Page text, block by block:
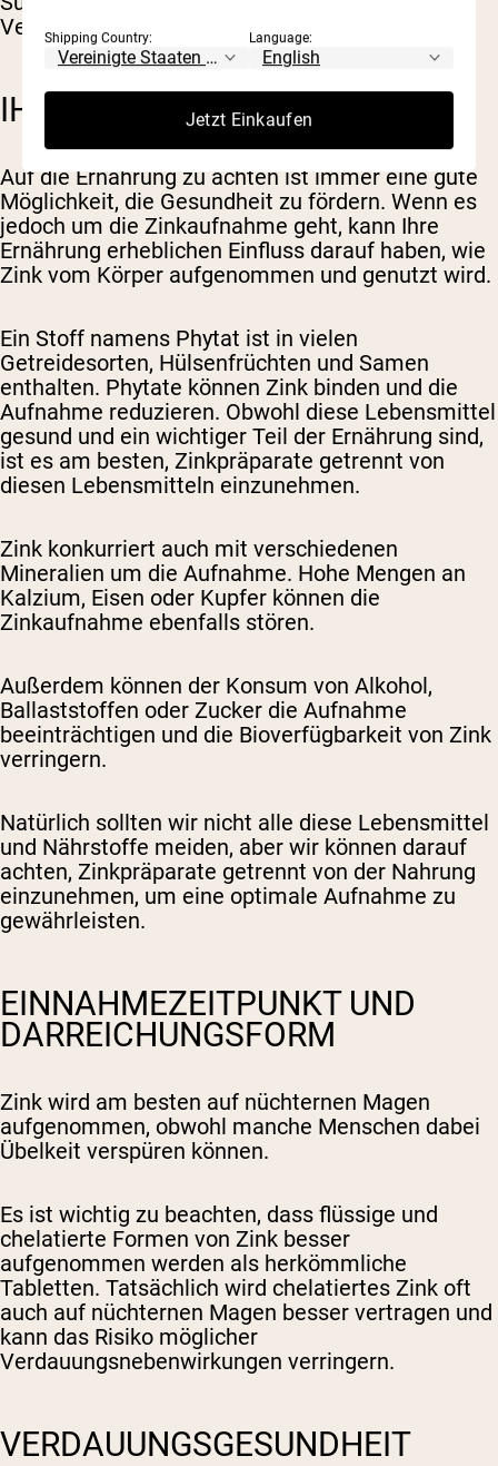
Verdauungsgesundheit.
IHRE ERNÄHRUNG
Auf die Ernährung zu achten ist immer eine gute
Möglichkeit, die Gesundheit zu fördern. Wenn es
jedoch um die Zinkaufnahme geht, kann Ihre
Ernährung erheblichen Einfluss darauf haben, wie
Zink vom Körper aufgenommen und genutzt wird.
Ein Stoff namens Phytat ist in vielen
Getreidesorten, Hülsenfrüchten und Samen
enthalten. Phytate können Zink binden und die
Aufnahme reduzieren. Obwohl diese Lebensmittel
gesund und ein wichtiger Teil der Ernährung sind,
ist es am besten, Zinkpräparate getrennt von
diesen Lebensmitteln einzunehmen.
Zink konkurriert auch mit verschiedenen
Mineralien um die Aufnahme. Hohe Mengen an
Kalzium, Eisen oder Kupfer können die
Zinkaufnahme ebenfalls stören.
Außerdem können der Konsum von Alkohol,
Ballaststoffen oder Zucker die Aufnahme
beeinträchtigen und die Bioverfügbarkeit von Zink
verringern.
Natürlich sollten wir nicht alle diese Lebensmittel
und Nährstoffe meiden, aber wir können darauf
achten, Zinkpräparate getrennt von der Nahrung
einzunehmen, um eine optimale Aufnahme zu
gewährleisten.
EINNAHMEZEITPUNKT UND
DARREICHUNGSFORM
Zink wird am besten auf nüchternen Magen
aufgenommen, obwohl manche Menschen dabei
Übelkeit verspüren können.
Es ist wichtig zu beachten, dass flüssige und
chelatierte Formen von Zink besser
aufgenommen werden als herkömmliche
Tabletten. Tatsächlich wird chelatiertes Zink oft
auch auf nüchternen Magen besser vertragen und
kann das Risiko möglicher
Verdauungsnebenwirkungen verringern.
VERDAUUNGSGESUNDHEIT
Shipping Country: Language:
Jetzt Einkaufen